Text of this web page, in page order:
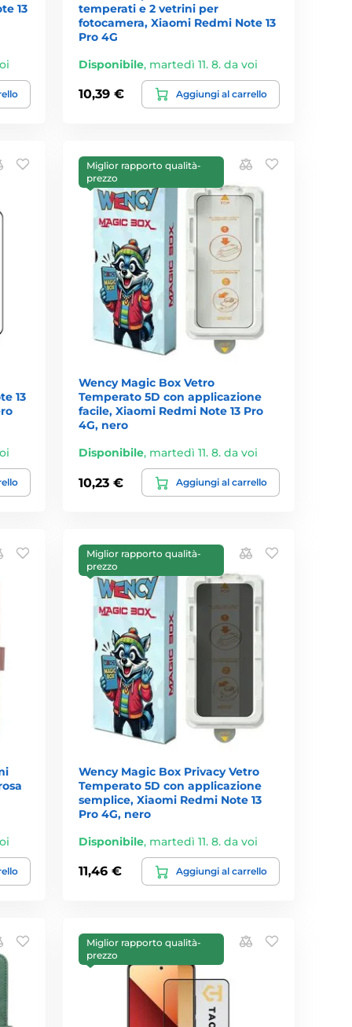
13
temperati e 2 vetrini per
fotocamera, Xiaomi Redmi Note 13
Pro 4G
Disponibile, martedì 11. 8. da voi
10,39 € Aggiungi al carrello
13
Miglior rapporto qualità-
prezzo
Wency Magic Box Vetro
Temperato 5D con applicazione
facile, Xiaomi Redmi Note 13 Pro
4G, nero
Disponibile, martedì 11. 8. da voi
10,23 € Aggiungi al carrello
Miglior rapporto qualità-
prezzo
Wency Magic Box Privacy Vetro
Temperato 5D con applicazione
semplice, Xiaomi Redmi Note 13
Pro 4G, nero
Disponibile, martedì 11. 8. da voi
11,46 € Aggiungi al carrello
Miglior rapporto qualità-
prezzo